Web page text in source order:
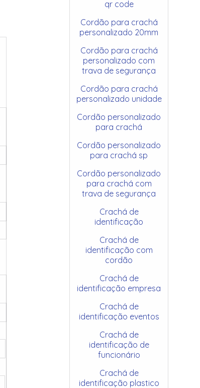
qr code
Cordão para crachá
personalizado 20mm
Cordão para crachá
personalizado com
trava de segurança
Cordão para crachá
personalizado unidade
Cordão personalizado
para crachá
Cordão personalizado
para crachá sp
Cordão personalizado
para crachá com
trava de segurança
Crachá de
identificação
Crachá de
identificação com
cordão
Crachá de
identificação empresa
Crachá de
identificação eventos
Crachá de
identificação de
funcionário
Crachá de
identificação plastico